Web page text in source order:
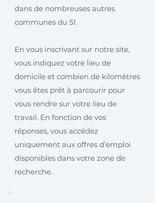
dans de nombreuses autres
communes du 51.
En vous inscrivant sur notre site,
vous indiquez votre lieu de
domicile et combien de kilomètres
vous êtes prêt à parcourir pour
vous rendre sur votre lieu de
travail. En fonction de vos
réponses, vous accédez
uniquement aux offres d’emploi
disponibles dans votre zone de
recherche.